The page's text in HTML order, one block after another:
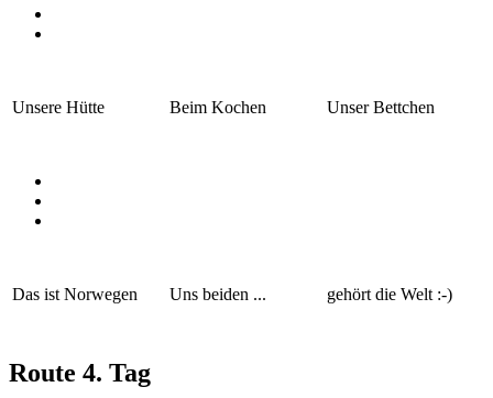
Unsere Hütte Beim Kochen Unser Bettchen
Das ist Norwegen Uns beiden ... gehört die Welt :-)
Route 4. Tag